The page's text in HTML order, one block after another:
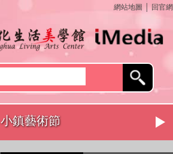
網站地圖 回官網
小鎮藝術節